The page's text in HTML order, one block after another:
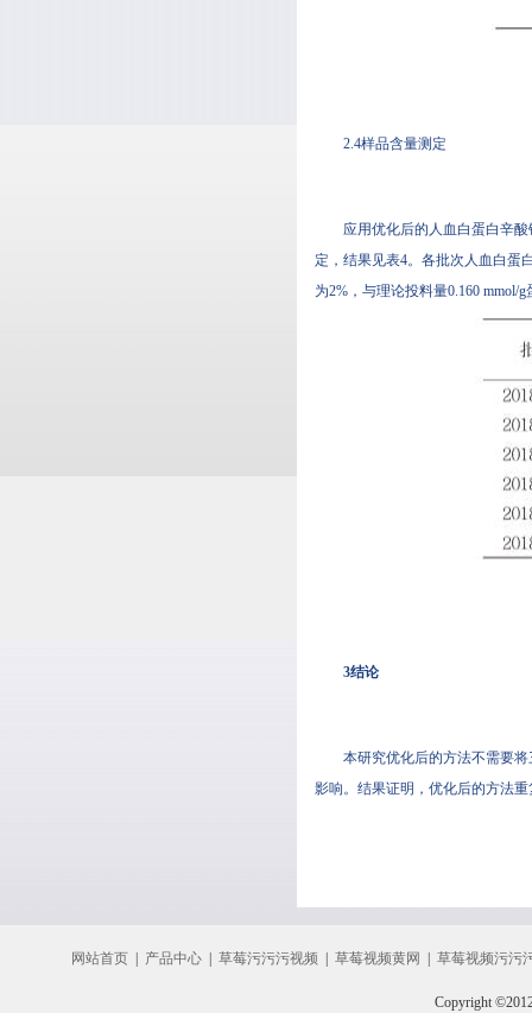
2.4样品含量测定
应用优化后的人血白蛋白辛酸
定，结果见表4。各批次人
为2%，与理论投料量0.160 mmol/g
3结论
本研究优化后的方法不需要将
影响。结果证明，优化后的方法
网站首页 产品中心 草莓污污污视频 草莓视频黄网 草莓视频污污
Copyright